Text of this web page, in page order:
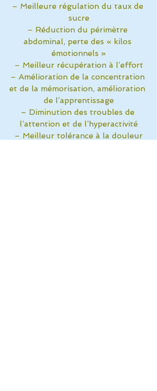
– Meilleure régulation du taux de
sucre
– Réduction du périmètre
abdominal, perte des « kilos
émotionnels »
– Meilleur récupération à l’effort
– Amélioration de la concentration
et de la mémorisation, amélioration
de l’apprentissage
– Diminution des troubles de
l’attention et de l’hyperactivité
– Meilleur tolérance à la douleur